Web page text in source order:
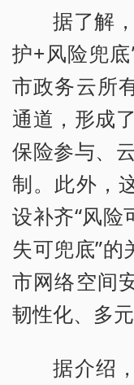
据了解
护+风险兜
市政务云所
通道，形成
保险参与、
制。此外，
设补齐“风险
失可兜底”的
市网络空间
韧性化、多
据介绍